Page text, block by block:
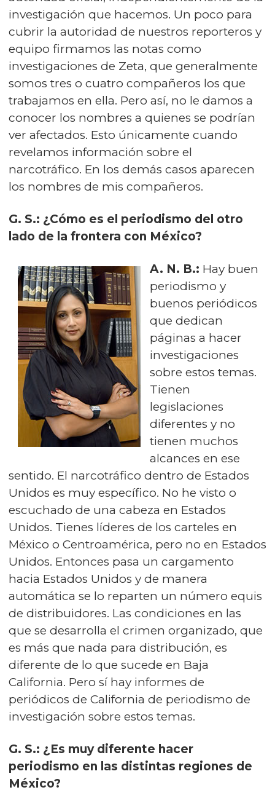
investigación que hacemos. Un poco para
cubrir la autoridad de nuestros reporteros y
equipo firmamos las notas como
investigaciones de Zeta, que generalmente
somos tres o cuatro compañeros los que
trabajamos en ella. Pero así, no le damos a
conocer los nombres a quienes se podrían
ver afectados. Esto únicamente cuando
revelamos información sobre el
narcotráfico. En los demás casos aparecen
los nombres de mis compañeros.
G. S.: ¿Cómo es el periodismo del otro
lado de la frontera con México?
A. N. B.: Hay buen
periodismo y
buenos periódicos
que dedican
páginas a hacer
investigaciones
sobre estos temas.
Tienen
legislaciones
diferentes y no
tienen muchos
alcances en ese
sentido. El narcotráfico dentro de Estados
Unidos es muy específico. No he visto o
escuchado de una cabeza en Estados
Unidos. Tienes líderes de los carteles en
México o Centroamérica, pero no en Estados
Unidos. Entonces pasa un cargamento
hacia Estados Unidos y de manera
automática se lo reparten un número equis
de distribuidores. Las condiciones en las
que se desarrolla el crimen organizado, que
es más que nada para distribución, es
diferente de lo que sucede en Baja
California. Pero sí hay informes de
periódicos de California de periodismo de
investigación sobre estos temas.
G. S.: ¿Es muy diferente hacer
periodismo en las distintas regiones de
México?